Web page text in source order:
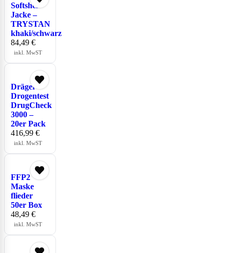
Softshell
Jacke –
TRYSTAN
khaki/schwarz
84,49 €
inkl. MwST
Dräger
Drogentest
DrugCheck
3000 –
20er Pack
416,99 €
inkl. MwST
FFP2
Maske
flieder
50er Box
48,49 €
inkl. MwST